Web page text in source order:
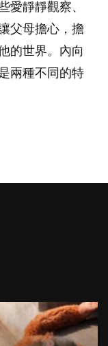
愛靜靜觀察、
父母擔心，擔
的世界。內向
兩種不同的特
習的迷思～...
單，卻也不
姻的真相！...
中雜項要
做。可惜，有
注自己的情緒